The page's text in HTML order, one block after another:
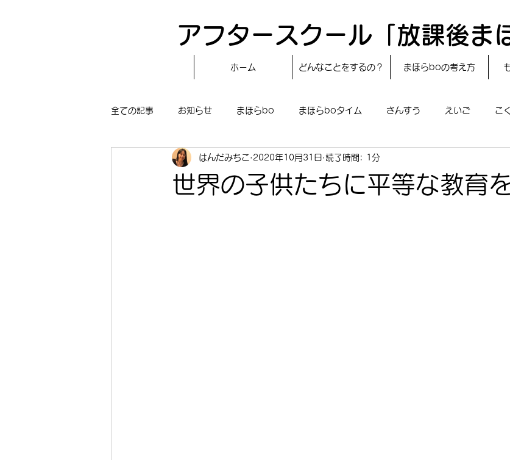
アフタースクール「放課後ま
ホーム どんなことをするの？ まほらboの考え方
全ての記事 お知らせ まほらbo まほらboタイム さんすう えいご こ
〝自分で作る〟もぐもぐタイム レシピ 24節気
世界の子供たちに平等な教育
はんだみちこ 2020年10月31日 読了時間: 1分